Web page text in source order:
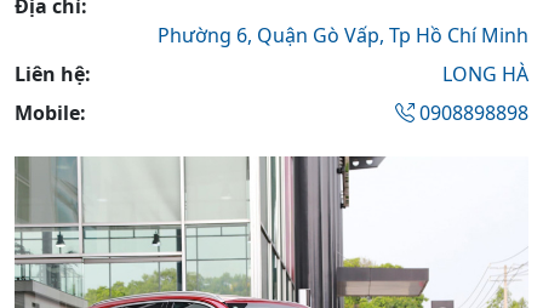
Địa chỉ:
Phường 6, Quận Gò Vấp, Tp Hồ Chí Minh
Liên hệ:
LONG HÀ
Mobile:
0908898898